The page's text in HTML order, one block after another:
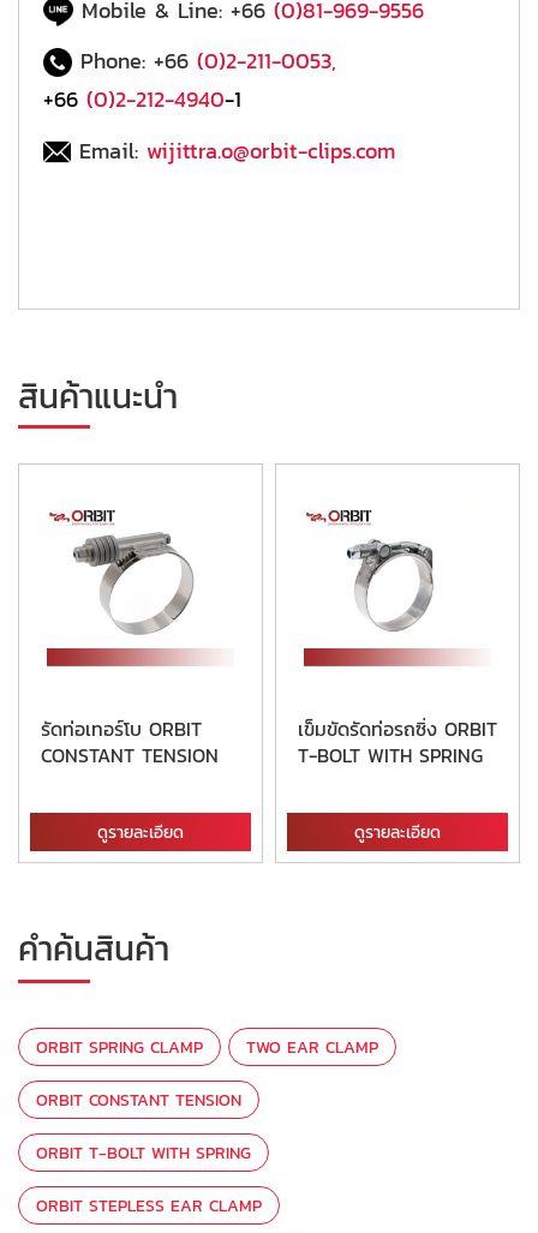
Mobile & Line: +66 (0)81-969-9556
Phone: +66 (0)2-211-0053,
+66 (0)2-212-4940-1
Email: wijittra.o@orbit-clips.com
สินค้าแนะนำ
รัดท่อเทอร์โบ ORBIT
CONSTANT TENSION
ดูรายละเอียด
เข็มขัดรัดท่อรถซิ่ง ORBIT
T-BOLT WITH SPRING
ดูรายละเอียด
คำค้นสินค้า
ORBIT SPRING CLAMP TWO EAR CLAMP
ORBIT CONSTANT TENSION
ORBIT T-BOLT WITH SPRING
ORBIT STEPLESS EAR CLAMP